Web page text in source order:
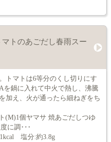
トのあごだし春雨スー
トマトは6等分のくし切りにす
を鍋に入れて中火で熱し、沸騰
加え、火が通ったら細ねぎをち
(M)1個ヤマサ 焼あごだしつゆ
に調･･･
塩分:約3.8g